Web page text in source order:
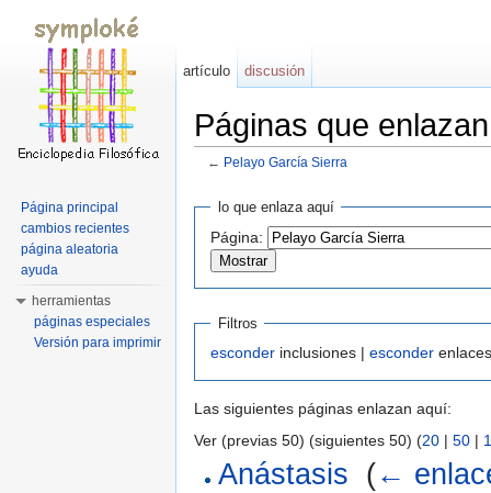
Páginas que
← Pelayo García Sierra
lo que enlaza aquí
Página:
Filtros
esconder inclusiones | esconder
Las siguientes páginas enlazan aquí:
Ver (previas 50) (siguientes 50) (20 | 50 |
Anástasis (←
artículo discusión
Página principal
cambios recientes
página aleatoria
ayuda
herramientas
páginas especiales
Versión para imprimir